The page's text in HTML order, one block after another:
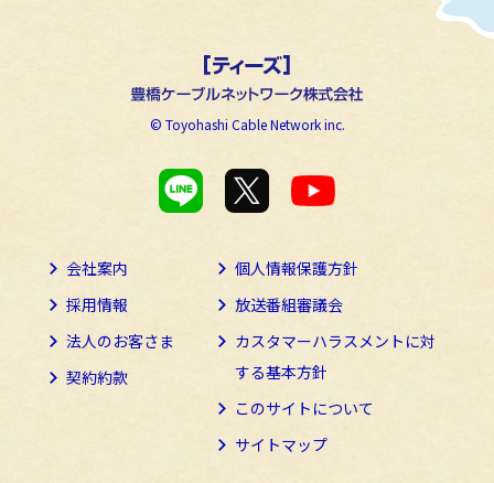
© Toyohashi Cable Network inc.
会社案内
採用情報
法人のお客さま
契約約款
個人情報保護方針
放送番組審議会
カスタマーハラスメントに対
する基本方針
このサイトについて
サイトマップ